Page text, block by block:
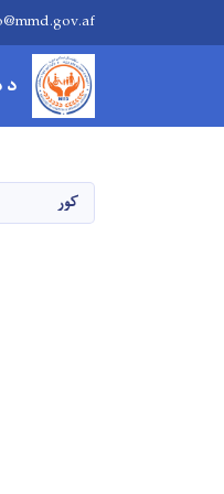
د
کور